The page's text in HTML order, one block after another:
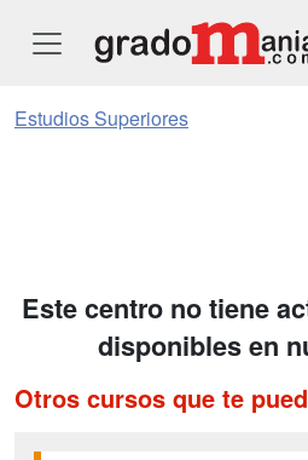
Estudios Superiores
Este centro no tiene
disponibles en
Otros cursos que te